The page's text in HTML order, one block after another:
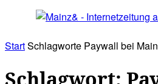
StartSchlagworte Paywall bei
Schlagwort: